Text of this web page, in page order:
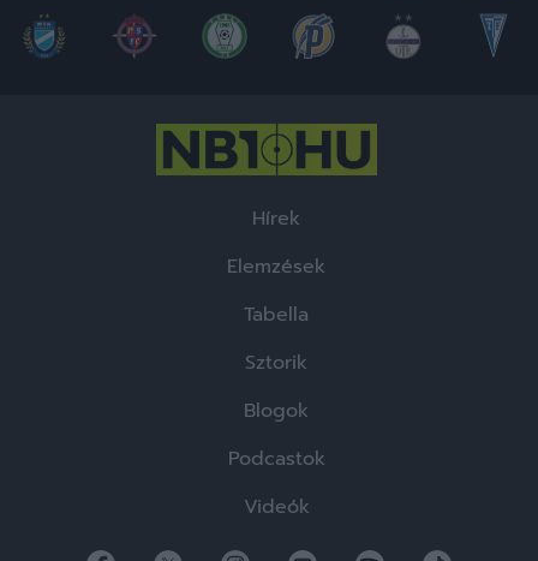
Hírek
Elemzések
Tabella
Sztorik
Blogok
Podcastok
Videók